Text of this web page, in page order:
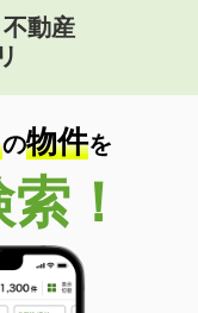
動産
の物件を
！